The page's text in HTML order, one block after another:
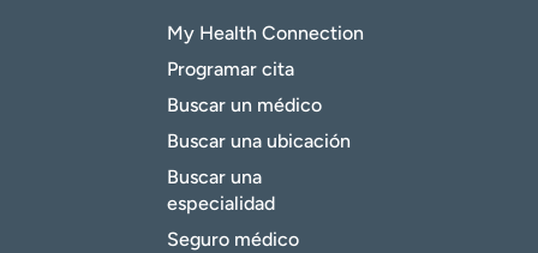
My Health Connection
Programar cita
Buscar un médico
Buscar una ubicación
Buscar una
especialidad
Seguro médico